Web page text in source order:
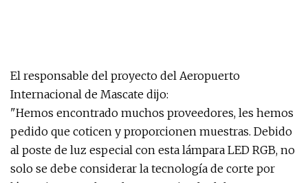
El responsable del proyecto del Aeropuerto
Internacional de Mascate dijo:
"Hemos encontrado muchos proveedores, les hemos
pedido que coticen y proporcionen muestras. Debido
al poste de luz especial con esta lámpara LED RGB, no
solo se debe considerar la tecnología de corte por